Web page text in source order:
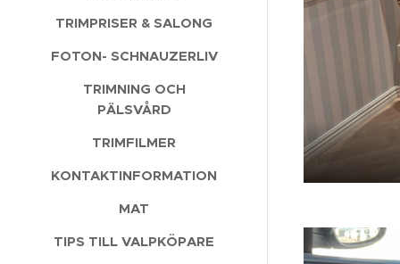
TRIMPRISER & SALONG
FOTON- SCHNAUZERLIV
TRIMNING OCH
PÄLSVÅRD
TRIMFILMER
KONTAKTINFORMATION
MAT
TIPS TILL VALPKÖPARE